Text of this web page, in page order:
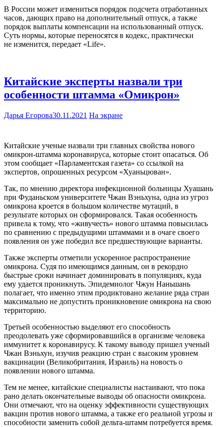
В России может измениться порядок подсчета отработанных
часов, дающих право на дополнительный отпуск, а также
порядок выплаты компенсации на использованный отпуск.
Суть нормы, которые переносятся в кодекс, практически
не изменится, передает «Life».
Китайские эксперты назвали три
особенности штамма «Омикрон»
Дарья Егорова30.11.2021 На экране
Китайские ученые назвали три главных свойства нового
омикрон-штамма коронавируса, которые стоит опасаться. Об
этом сообщает «Парламентская газета» со ссылкой на
экспертов, опрошенных ресурсом «Хуаньцюван».
Так, по мнению директора инфекционной больницы Хуашань
при Фуданьском университете Чжан Вэньхуна, одна из угроз
омикрона кроется в большом количестве мутаций, в
результате которых он сформировался. Такая особенность
привела к тому, что «живучесть» нового штамма повысилась
по сравнению с предыдущими штаммами и в очаге своего
появления он уже победил все предшествующие варианты.
Также эксперты отметили ускоренное распространение
омикрона. Судя по имеющимся данным, он в рекордно
быстрые сроки начинает доминировать в популяциях, куда
ему удается проникнуть. Эпидемиолог Чжун Наньшань
полагает, что именно этим продиктовано желание ряда стран
максимально не допустить проникновение омикрона на свою
территорию.
Третьей особенностью выделяют его способность
преодолевать уже сформировавшийся в организме человека
иммунитет к коронавирусу. К такому выводу пришел ученый
Чжан Вэньхун, изучив реакцию стран с высоким уровнем
вакцинации (Великобритания, Израиль) на новость о
появлении нового штамма.
Тем не менее, китайские специалисты настаивают, что пока
рано делать окончательные выводы об опасности омикрона.
Они отмечают, что на оценку эффективности существующих
вакцин против нового штамма, а также его реальной угрозы и
способности заменить собой дельта-штамм потребуется время.